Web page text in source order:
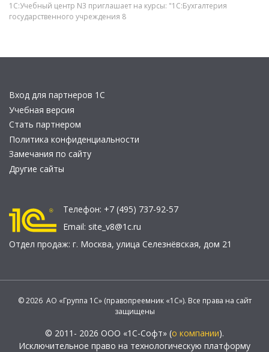
1С:Учебный центр N3 приглашает на курсы: "1C:Бухгалтерия
государственного учреждения 8
Вход для партнеров 1С
Учебная версия
Стать партнером
Политика конфиденциальности
Замечания по сайту
Другие сайты
Телефон: +7 (495) 737-92-57
Email: site_v8@1c.ru
Отдел продаж: г. Москва, улица Селезнёвская, дом 21
© 2026 АО «Группа 1С» (правопреемник «1С»). Все права на сайт
защищены
© 2011- 2026 ООО «1С-Софт» (о компании).
Исключительное право на технологическую платформу